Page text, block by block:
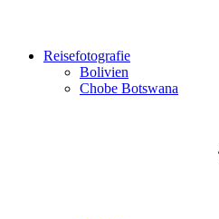
Reisefotografie
Bolivien
Chobe Botswana